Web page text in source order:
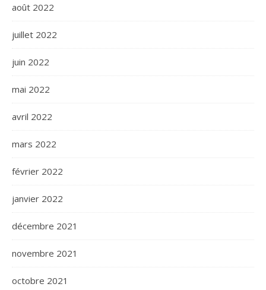
août 2022
juillet 2022
juin 2022
mai 2022
avril 2022
mars 2022
février 2022
janvier 2022
décembre 2021
novembre 2021
octobre 2021